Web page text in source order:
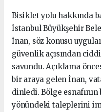
Bisiklet yolu hakkında
İstanbul Büyükşehir
İnan, söz konusu
güvenlik açısından
savundu. Açıklama
bir araya gelen İnan,
dinledi. Bölge
yönündeki taleplerini